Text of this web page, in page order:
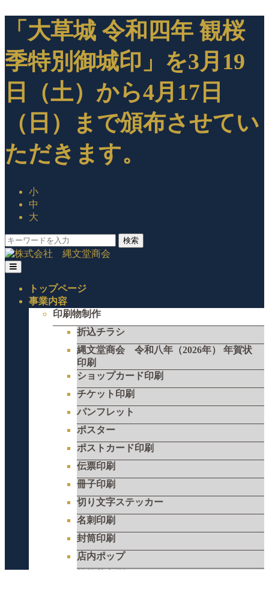
「大草城 令和四年 観桜
季特別御城印」を3月19
日（土）から4月17日
（日）まで頒布させてい
ただきます。
小
中
大
検索
トップページ
事業内容
印刷物制作
折込チラシ
縄文堂商会 令和八年（2026年） 年賀状
印刷
ショップカード印刷
チケット印刷
パンフレット
ポスター
ポストカード印刷
伝票印刷
冊子印刷
切り文字ステッカー
名刺印刷
封筒印刷
店内ポップ